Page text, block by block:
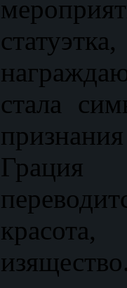
стала